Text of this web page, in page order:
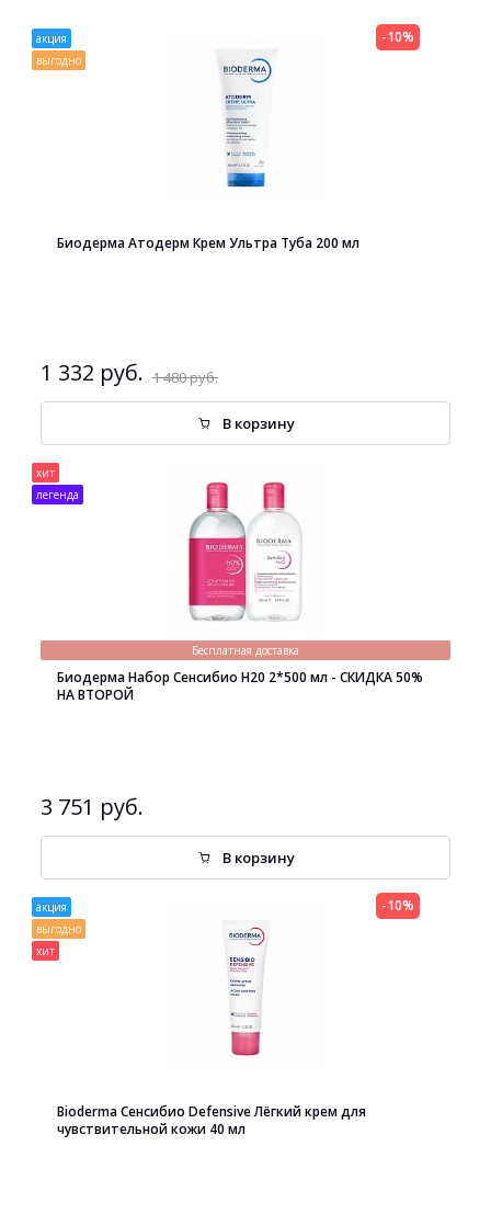
акция
выгодно
Биодерма Атодерм Крем Ультра Туба 200 мл
1 332 руб. 1 480 руб.
-10%
В корзину
хит
легенда
Бесплатная доставка
Биодерма Набор Сенсибио H20 2*500 мл - СКИДКА 50%
НА ВТОРОЙ
3 751 руб.
В корзину
акция
выгодно
хит
Bioderma Сенсибио Defensive Лёгкий крем для
чувствительной кожи 40 мл
-10%